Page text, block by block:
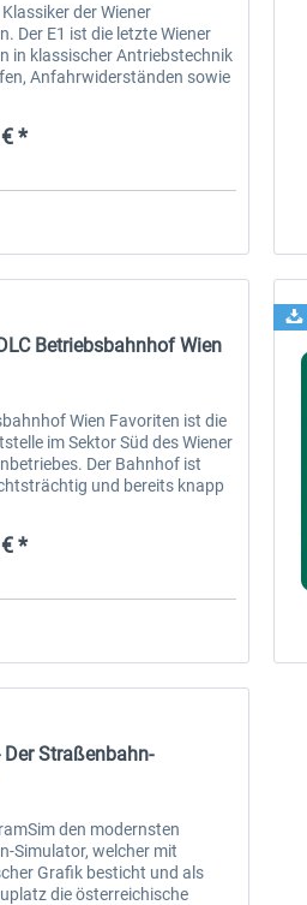
€ *
der Wiener
Der E1 ist die letzte Wiener
in klassischer Antriebstechnik
Anfahrwiderständen sowie
*
Betriebsbahnhof Wien
Wien Favoriten ist die
im Sektor Süd des Wiener
Der Bahnhof ist
und bereits knapp
*
Straßenbahn-
den modernsten
Simulator, welcher mit
Grafik besticht und als
die österreichische